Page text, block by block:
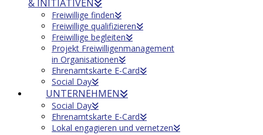
& INITIATIVEN
Freiwillige finden
Freiwillige qualifizieren
Freiwillige begleiten
Projekt Freiwilligenmanagement
in Organisationen
Ehrenamtskarte E-Card
Social Day
UNTERNEHMEN
Social Day
Ehrenamtskarte E-Card
Lokal engagieren und vernetzen